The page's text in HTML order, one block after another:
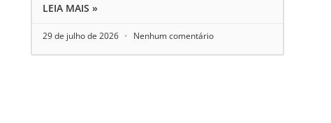
LEIA MAIS »
29 de julho de 2026 Nenhum comentário